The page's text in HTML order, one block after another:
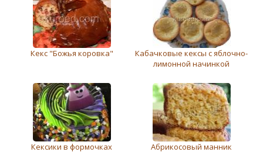
Кекс "Божья коровка"
Кабачковые кексы с яблочно-
лимонной начинкой
Кексики в формочках Абрикосовый манник